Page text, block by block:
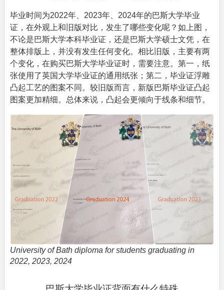
毕业时间为2022年、2023年、2024年的巴斯大学毕业
证，在外观上和旧版对比，发生了哪些变化呢？如上图，
不论是巴斯大学本科毕业证，还是巴斯大学硕士文凭，在
整体排版上，并没有发生任何变化。相比旧版，主要有两
个变化，在购买巴斯大学毕业证时，需要注意。第一，纸
张使用了英国大学毕业证的通用纸张；第二，毕业证浮雕
凸起工艺的图案不同。较旧版而言，新版巴斯毕业证凸起
图案更加精细。总体来说，凸起会更倾向于线条和细节。
University of Bath diploma for students graduating in
2022, 2023, 2024